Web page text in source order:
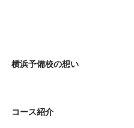
横浜予備校の想い
コース紹介